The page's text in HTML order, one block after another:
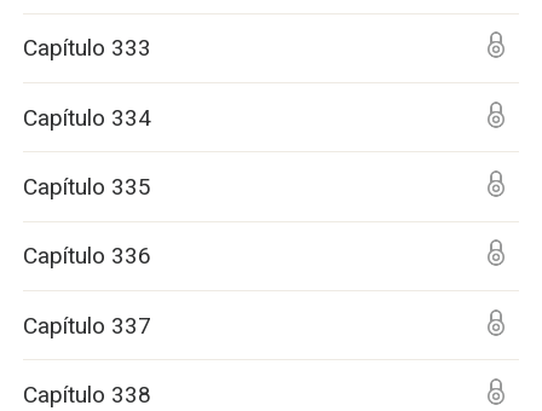
Capítulo 333
Capítulo 334
Capítulo 335
Capítulo 336
Capítulo 337
Capítulo 338